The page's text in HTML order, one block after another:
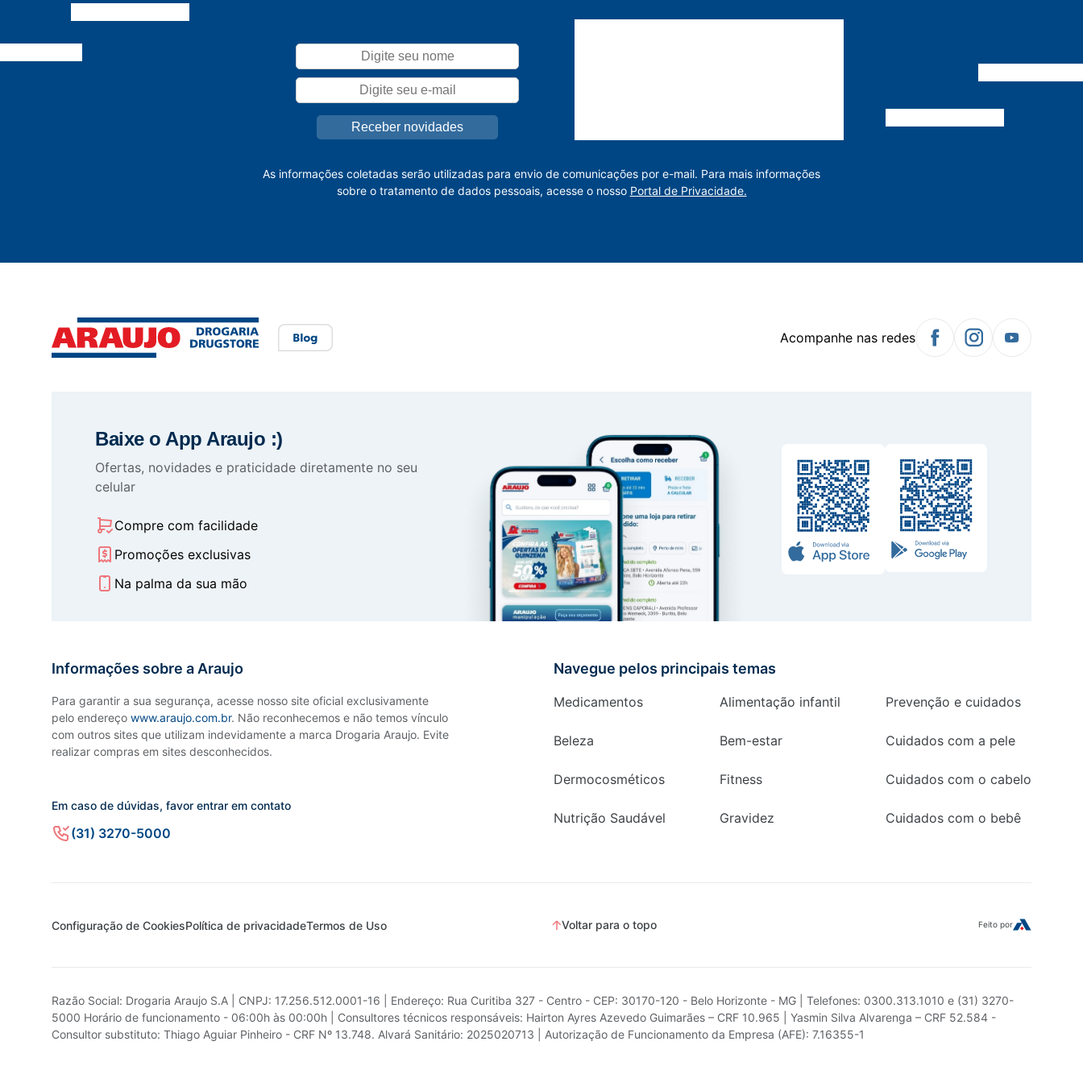
As informações coletadas serão utilizadas para envio de comunicações por e-mail. Para mais informações
sobre o tratamento de dados pessoais, acesse o nosso Portal de Privacidade.
Acompanhe nas redes
Baixe o App Araujo :)
Ofertas, novidades e praticidade diretamente no seu
celular
Compre com facilidade
Promoções exclusivas
Na palma da sua mão
Informações sobre a Araujo
Para garantir a sua segurança, acesse nosso site oficial exclusivamente
pelo endereço www.araujo.com.br. Não reconhecemos e não temos vínculo
com outros sites que utilizam indevidamente a marca Drogaria Araujo. Evite
realizar compras em sites desconhecidos.
Em caso de dúvidas, favor entrar em contato
(31) 3270-5000
Navegue pelos principais temas
Medicamentos
Beleza
Dermocosméticos
Nutrição Saudável
Alimentação infantil
Bem-estar
Fitness
Gravidez
Prevenção e cuidados
Cuidados com a pele
Cuidados com o cabelo
Cuidados com o bebê
Configuração de CookiesPolítica de privacidadeTermos de Uso Voltar para o topo Feito por
Razão Social: Drogaria Araujo S.A | CNPJ: 17.256.512.0001-16 | Endereço: Rua Curitiba 327 - Centro - CEP: 30170-120 - Belo Horizonte - MG | Telefones: 0300.313.1010 e (31) 3270-
5000 Horário de funcionamento - 06:00h às 00:00h | Consultores técnicos responsáveis: Hairton Ayres Azevedo Guimarães – CRF 10.965 | Yasmin Silva Alvarenga – CRF 52.584 -
Consultor substituto: Thiago Aguiar Pinheiro - CRF Nº 13.748. Alvará Sanitário: 2025020713 | Autorização de Funcionamento da Empresa (AFE): 7.16355-1